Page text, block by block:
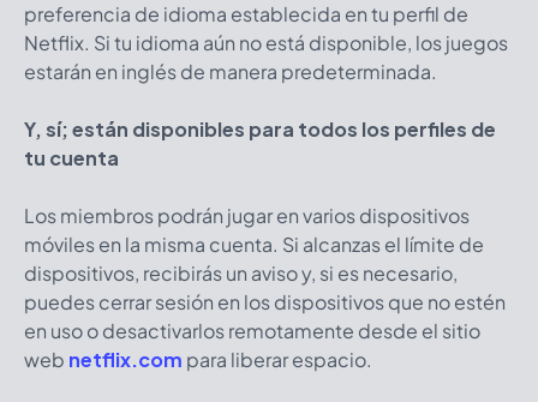
preferencia de idioma establecida en tu perfil de
Netflix. Si tu idioma aún no está disponible, los juegos
estarán en inglés de manera predeterminada.
Y, sí; están disponibles para todos los perfiles de
tu cuenta
Los miembros podrán jugar en varios dispositivos
móviles en la misma cuenta. Si alcanzas el límite de
dispositivos, recibirás un aviso y, si es necesario,
puedes cerrar sesión en los dispositivos que no estén
en uso o desactivarlos remotamente desde el sitio
web netflix.com para liberar espacio.